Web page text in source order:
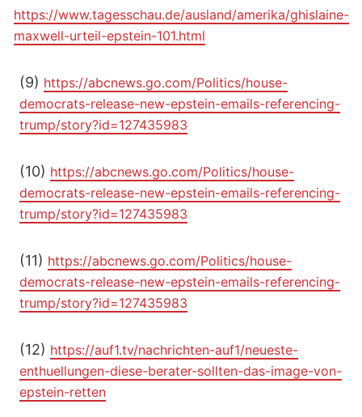
https://www.tagesschau.de/ausland/amerika/ghislaine-
maxwell-urteil-epstein-101.html
(9) https://abcnews.go.com/Politics/house-
democrats-release-new-epstein-emails-referencing-
trump/story?id=127435983
(10) https://abcnews.go.com/Politics/house-
democrats-release-new-epstein-emails-referencing-
trump/story?id=127435983
(11) https://abcnews.go.com/Politics/house-
democrats-release-new-epstein-emails-referencing-
trump/story?id=127435983
(12) https://auf1.tv/nachrichten-auf1/neueste-
enthuellungen-diese-berater-sollten-das-image-von-
epstein-retten